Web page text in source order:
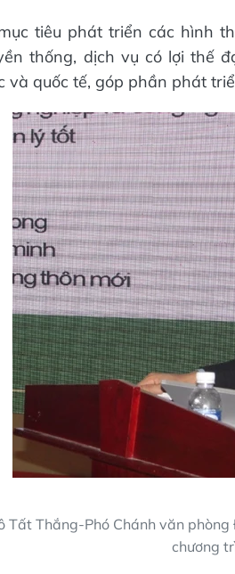
tiêu phát triển các hình
thống, dịch vụ có lợi thế
và quốc tế, góp phần phát
Tất Thắng-Phó Chánh văn
chương